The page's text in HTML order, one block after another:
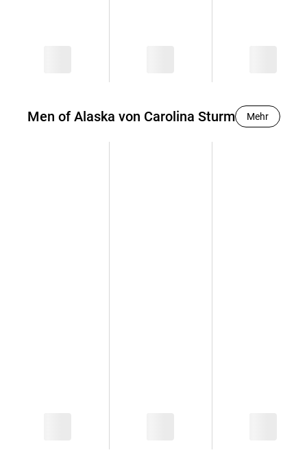
Men of Alaska von Carolina Sturm Mehr